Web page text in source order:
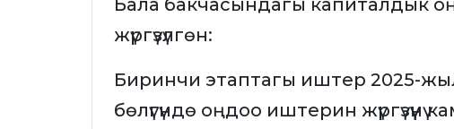
Бала бакчасындагы капиталдык
жүргүзүлгөн:
Биринчи этаптагы иштер 2025-
бөлүгүндө оңдоо иштерин